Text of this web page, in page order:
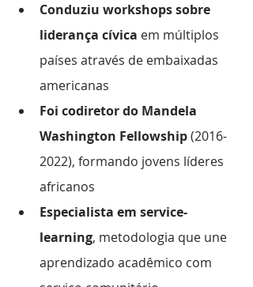
Conduziu workshops sobre
liderança cívica em múltiplos
países através de embaixadas
americanas
Foi codiretor do Mandela
Washington Fellowship (2016-
2022), formando jovens líderes
africanos
Especialista em service-
learning, metodologia que une
aprendizado acadêmico com